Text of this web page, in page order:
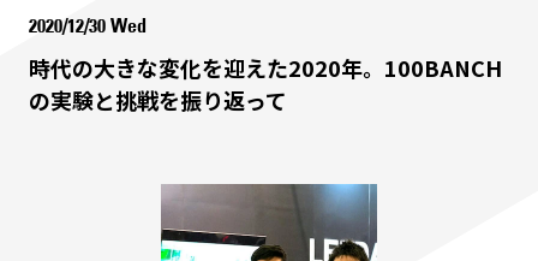
2020/12/30 Wed
時代の大きな変化を迎えた2020年。100BANCH
の実験と挑戦を振り返って